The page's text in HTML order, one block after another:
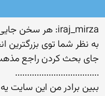
iraj_mirza: هر سخن جایی و هر نکته مکانی دارد
به نظر شما توی بزرگترین
جای بحث کردن راجع
...................................
ببین برادر من این